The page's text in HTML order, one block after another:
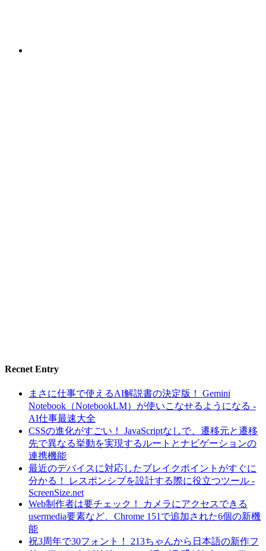
Recnet Entry
まさに仕事で使えるAI解説書の決定版！ Gemini
Notebook（NotebookLM）が使いこなせるようになる -
AI仕事最速大全
CSSの進化がすごい！ JavaScriptなしで、遷移元と遷移
先で異なる挙動を実現するルートとナビゲーションの
連携機能
最近のデバイスに対応したブレイクポイントがすぐに
分かる！ レスポンシブを設計する際に役立つツール -
ScreenSize.net
Web制作者は要チェック！ カメラにアクセスできる
usermedia要素など、Chrome 151で追加された6個の新機
能
祝3周年で30フォント！ 213ちゃんから日本語の新作フ